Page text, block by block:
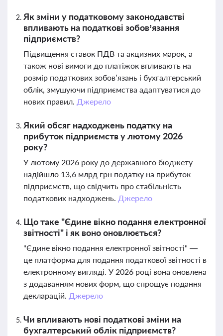
Як зміни у податковому законодавстві
впливають на податкові зобов’язання
підприємств?
Підвищення ставок ПДВ та акцизних марок, а
також нові вимоги до платіжок впливають на
розмір податкових зобов’язань і бухгалтерський
облік, змушуючи підприємства адаптуватися до
нових правил. Джерело
Який обсяг надходжень податку на
прибуток підприємств у лютому 2026
року?
У лютому 2026 року до державного бюджету
надійшло 13,6 млрд грн податку на прибуток
підприємств, що свідчить про стабільність
податкових надходжень. Джерело
Що таке "Єдине вікно подання електронної
звітності" і як воно оновлюється?
"Єдине вікно подання електронної звітності" —
це платформа для подання податкової звітності в
електронному вигляді. У 2026 році вона оновлена
з додаванням нових форм, що спрощує подання
декларацій. Джерело
Чи впливають нові податкові зміни на
бухгалтерський облік підприємств?